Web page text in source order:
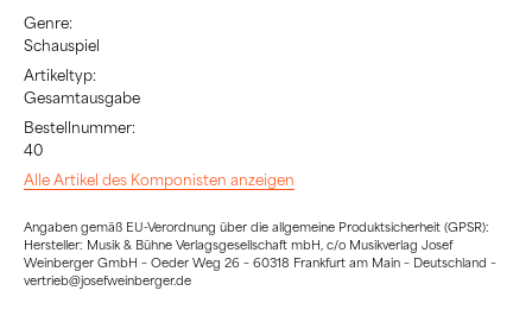
Genre:
Schauspiel
Artikeltyp:
Gesamtausgabe
Bestellnummer:
40
Alle Artikel des Komponisten anzeigen
Angaben gemäß EU-Verordnung über die allgemeine Produktsicherheit (GPSR):
Hersteller: Musik & Bühne Verlagsgesellschaft mbH, c/o Musikverlag Josef
Weinberger GmbH – Oeder Weg 26 – 60318 Frankfurt am Main – Deutschland –
vertrieb@josefweinberger.de